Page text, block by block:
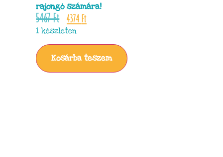
rajongó számára!
5467Ft 4374Ft
1 készleten
Kosárba teszem